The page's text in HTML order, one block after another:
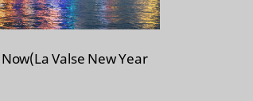
Valse New Year